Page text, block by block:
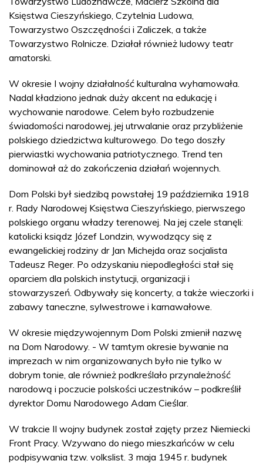
Księstwa Cieszyńskiego, Czytelnia Ludowa,
Towarzystwo Oszczędności i Zaliczek, a także
Towarzystwo Rolnicze. Działał również ludowy teatr
amatorski.
W okresie I wojny działalność kulturalna wyhamowała.
Nadal kładziono jednak duży akcent na edukację i
wychowanie narodowe. Celem było rozbudzenie
świadomości narodowej, jej utrwalanie oraz przybliżenie
polskiego dziedzictwa kulturowego. Do tego doszły
pierwiastki wychowania patriotycznego. Trend ten
dominował aż do zakończenia działań wojennych.
Dom Polski był siedzibą powstałej 19 października 1918
r. Rady Narodowej Księstwa Cieszyńskiego, pierwszego
polskiego organu władzy terenowej. Na jej czele stanęli:
katolicki ksiądz Józef Londzin, wywodzący się z
ewangelickiej rodziny dr Jan Michejda oraz socjalista
Tadeusz Reger. Po odzyskaniu niepodległości stał się
oparciem dla polskich instytucji, organizacji i
stowarzyszeń. Odbywały się koncerty, a także wieczorki i
zabawy taneczne, sylwestrowe i karnawałowe.
W okresie międzywojennym Dom Polski zmienił nazwę
na Dom Narodowy. - W tamtym okresie bywanie na
imprezach w nim organizowanych było nie tylko w
dobrym tonie, ale również podkreślało przynależność
narodową i poczucie polskości uczestników – podkreślił
dyrektor Domu Narodowego Adam Cieślar.
W trakcie II wojny budynek został zajęty przez Niemiecki
Front Pracy. Wzywano do niego mieszkańców w celu
podpisywania tzw. volkslist. 3 maja 1945 r. budynek